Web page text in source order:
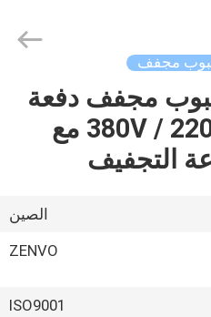
مجفف
مجفف دفعة
إعادة تدوير 380V / 220V مع
التجفيف
الصين
ZENVO
ISO9001